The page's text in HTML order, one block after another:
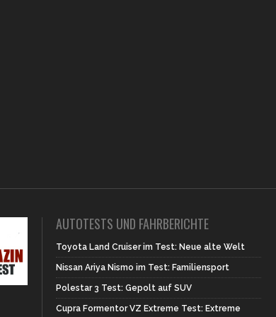
AUTOTESTS UND FAHRBERICHTE
Toyota Land Cruiser im Test: Neue alte Welt
Nissan Ariya Nismo im Test: Familiensport
Polestar 3 Test: Gepolt auf SUV
Cupra Formentor VZ Extreme Test: Extreme